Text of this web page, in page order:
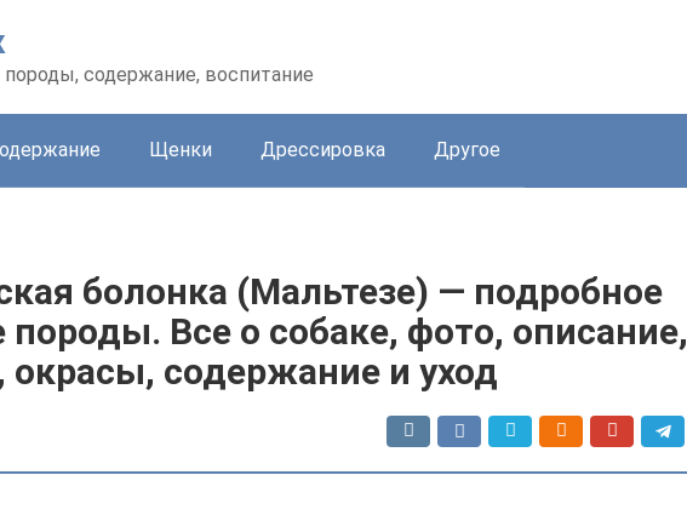
содержание, воспитание
Щенки Дрессировка Другое
болонка (Мальтезе) — подробное
породы. Все о собаке, фото, описание,
окрасы, содержание и уход